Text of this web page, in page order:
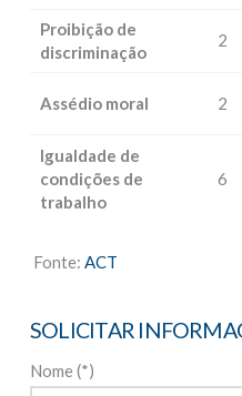
Proibição de
discriminação
2
Assédio moral 2
Igualdade de
condições de
trabalho
6
Fonte: ACT
SOLICITAR
Nome (*)